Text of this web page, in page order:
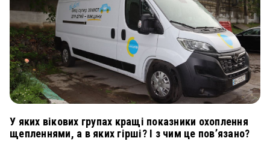
У яких вікових групах кращі показники охоплення
щепленнями, а в яких гірші? І з чим це пов’язано?